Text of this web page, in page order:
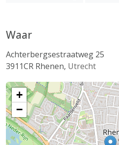
Waar
Achterbergsestraatweg 25
3911CR Rhenen, Utrecht
+
−